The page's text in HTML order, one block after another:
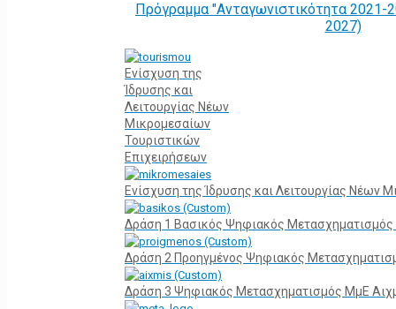
Πρόγραμμα "Ανταγωνιστικότητα
2027)
Ενίσχυση της
Ίδρυσης και
Λειτουργίας Νέων
Μικρομεσαίων
Τουριστικών
Επιχειρήσεων
Ενίσχυση της Ίδρυσης και Λειτουργίας Νέων
Δράση 1 Βασικός Ψηφιακός
Δράση 2 Προηγμένος Ψηφιακός
Δράση 3 Ψηφιακός Μετασχηματισμός ΜμΕ